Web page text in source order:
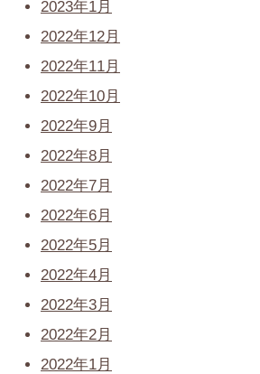
2023年1月
2022年12月
2022年11月
2022年10月
2022年9月
2022年8月
2022年7月
2022年6月
2022年5月
2022年4月
2022年3月
2022年2月
2022年1月